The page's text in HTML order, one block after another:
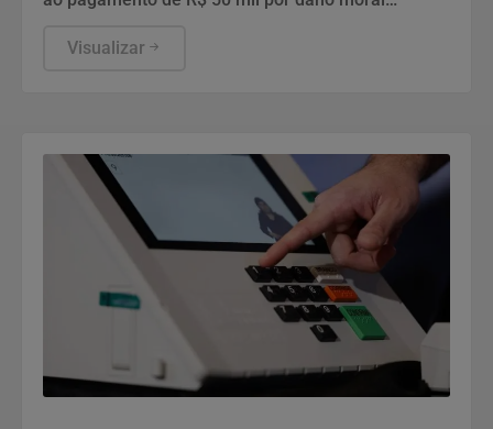
inadequado de canais institucionais. Cabe recurso.
Visualizar